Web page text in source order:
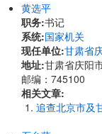
黄选平
职务:书记
系统:国家机关
现任单位:甘肃省
地址:甘肃省庆阳
邮编：745100
相关文章:
追查北京市及